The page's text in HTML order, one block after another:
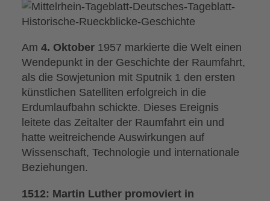
Am4. Oktober 1957 markierte die Welt einen
Wendepunkt in der Geschichte der Raumfahrt,
als die Sowjetunion mit Sputnik 1 den ersten
künstlichen Satelliten erfolgreich in die
Erdumlaufbahn schickte. Dieses Ereignis
leitete das Zeitalter der Raumfahrt ein und
hatte weitreichende Auswirkungen auf
Wissenschaft, Technologie und internationale
Beziehungen.
1512: Martin Luther promoviert in